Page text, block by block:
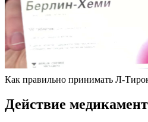
Как правильно принимать Л-
Действие